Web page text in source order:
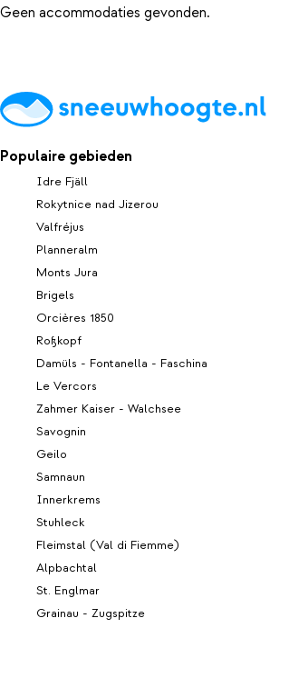
Geen accommodaties gevonden.
Populaire gebieden
Idre Fjäll
Rokytnice nad Jizerou
Valfréjus
Planneralm
Monts Jura
Brigels
Orcières 1850
Roßkopf
Damüls - Fontanella - Faschina
Le Vercors
Zahmer Kaiser - Walchsee
Savognin
Geilo
Samnaun
Innerkrems
Stuhleck
Fleimstal (Val di Fiemme)
Alpbachtal
St. Englmar
Grainau - Zugspitze